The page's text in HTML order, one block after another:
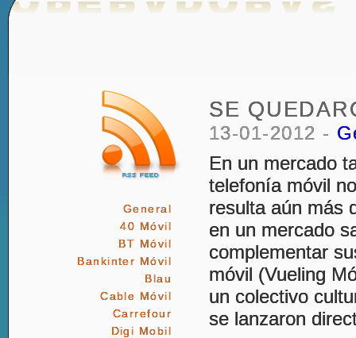
General
40 Móvil
BT Móvil
Bankinter Móvil
Blau
Cable Móvil
Carrefour
Digi Mobil
SE
13-01-2012 -
En un mercado
telefonía móvil
resulta aún más
en un mercado
complementar
móvil (Vueling
un colectivo
se lanzaron